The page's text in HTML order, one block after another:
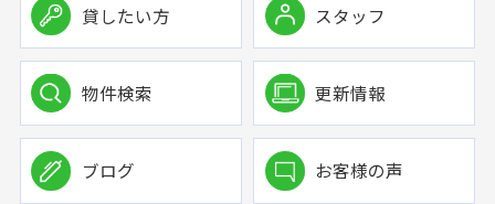
貸したい方 スタッフ
物件検索 更新情報
ブログ お客様の声